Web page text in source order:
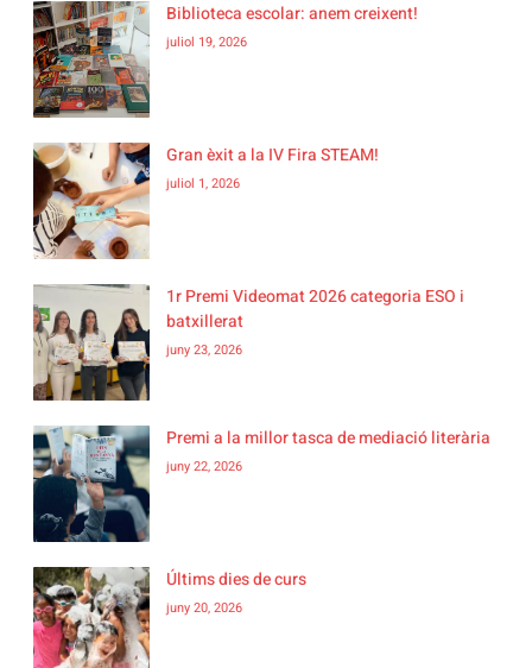
Biblioteca escolar: anem creixent!
juliol 19, 2026
Gran èxit a la IV Fira STEAM!
juliol 1, 2026
1r Premi Videomat 2026 categoria ESO i
batxillerat
juny 23, 2026
Premi a la millor tasca de mediació literària
juny 22, 2026
Últims dies de curs
juny 20, 2026